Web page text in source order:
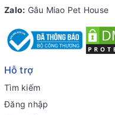
Zalo: Gâu Miao Pet House
Hỗ trợ
Tìm kiếm
Đăng nhập